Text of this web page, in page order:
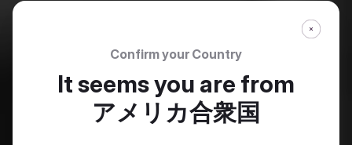
Confirm your Country
It seems you are from
アメリカ合衆国